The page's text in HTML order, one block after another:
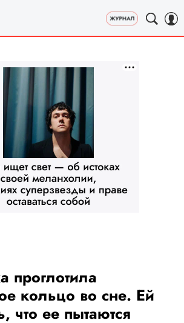
проглотила
кольцо во сне. Ей
что ее пытаются